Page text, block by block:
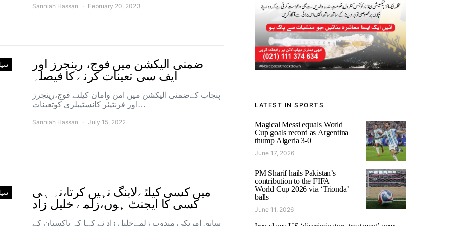
Sanniah Hassan February 20, 2023
ضمنی الیکشن میں فوج، رینجرز اور
ایف سی تعینات کرنے کا فیصلہ
پنجاب کےضمنی الیکشن میں امن وامان کیلئے فوج،رینجرز
اور فرنٹیئر کانسٹیبلری کوتعینات…
Sanniah Hassan July 15, 2022
میں کسی کیلئےلابنگ نہیں کرتا،نہ ہی
کسی کا ایجنٹ ہوں،زلمے خلیل زاد
سابق امریکی مندوب زلمےخلیل زاد نے کہا کہ پاکستان کے
LATEST IN SPORTS
Magical Messi equals World
Cup goals record as Argentina
thump Algeria 3-0
June 17, 2026
PM Sharif hails Pakistan’s
contribution to the FIFA
World Cup 2026 via ‘Trionda’
balls
June 11, 2026